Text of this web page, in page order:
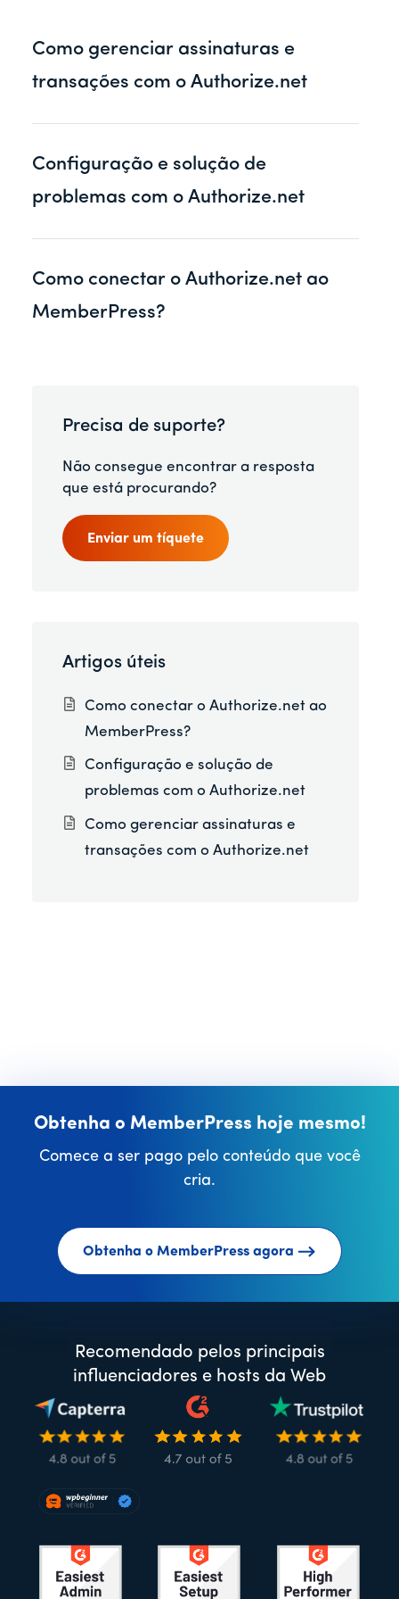
Como gerenciar assinaturas e
transações com o Authorize.net
Configuração e solução de
problemas com o Authorize.net
Como conectar o Authorize.net ao
MemberPress?
Precisa de suporte?
Não consegue encontrar a resposta
que está procurando?
Enviar um tíquete
Artigos úteis
Como conectar o Authorize.net ao
MemberPress?
Configuração e solução de
problemas com o Authorize.net
Como gerenciar assinaturas e
transações com o Authorize.net
Obtenha o MemberPress hoje mesmo!
Comece a ser pago pelo conteúdo que você
cria.
Obtenha o MemberPress agora
Recomendado pelos principais
influenciadores e hosts da Web